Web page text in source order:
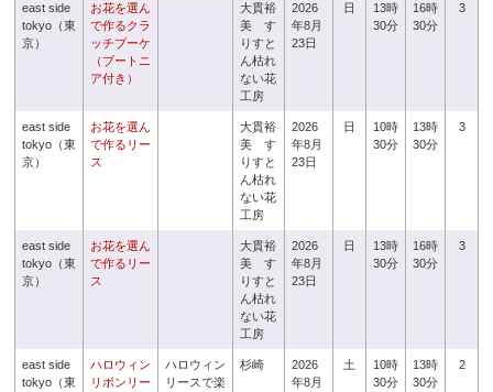
east side
tokyo（東
京）
お花を選ん
で作るクラ
ッチブーケ
（ブートニ
ア付き）
大貫裕
美 す
りすと
ん枯れ
ない花
工房
2026
年8月
23日
日
13時
30分
16時
30分
3
east side
tokyo（東
京）
お花を選ん
で作るリー
ス
大貫裕
美 す
りすと
ん枯れ
ない花
工房
2026
年8月
23日
日
10時
30分
13時
30分
3
east side
tokyo（東
京）
お花を選ん
で作るリー
ス
大貫裕
美 す
りすと
ん枯れ
ない花
工房
2026
年8月
23日
日
13時
30分
16時
30分
3
east side
tokyo（東
ハロウィン
リボンリー
ハロウィン
リースで楽
杉崎
2026
年8月
土
10時
30分
13時
30分
2